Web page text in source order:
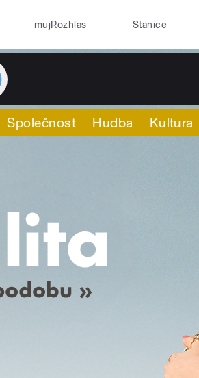
mujRozhlas Stanice
Společnost Hudba Kultura